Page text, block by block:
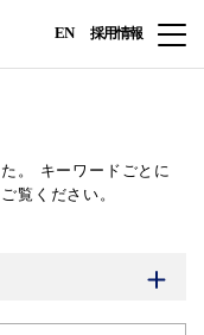
EN 採用情報
。
キーワードごとに
覧ください。